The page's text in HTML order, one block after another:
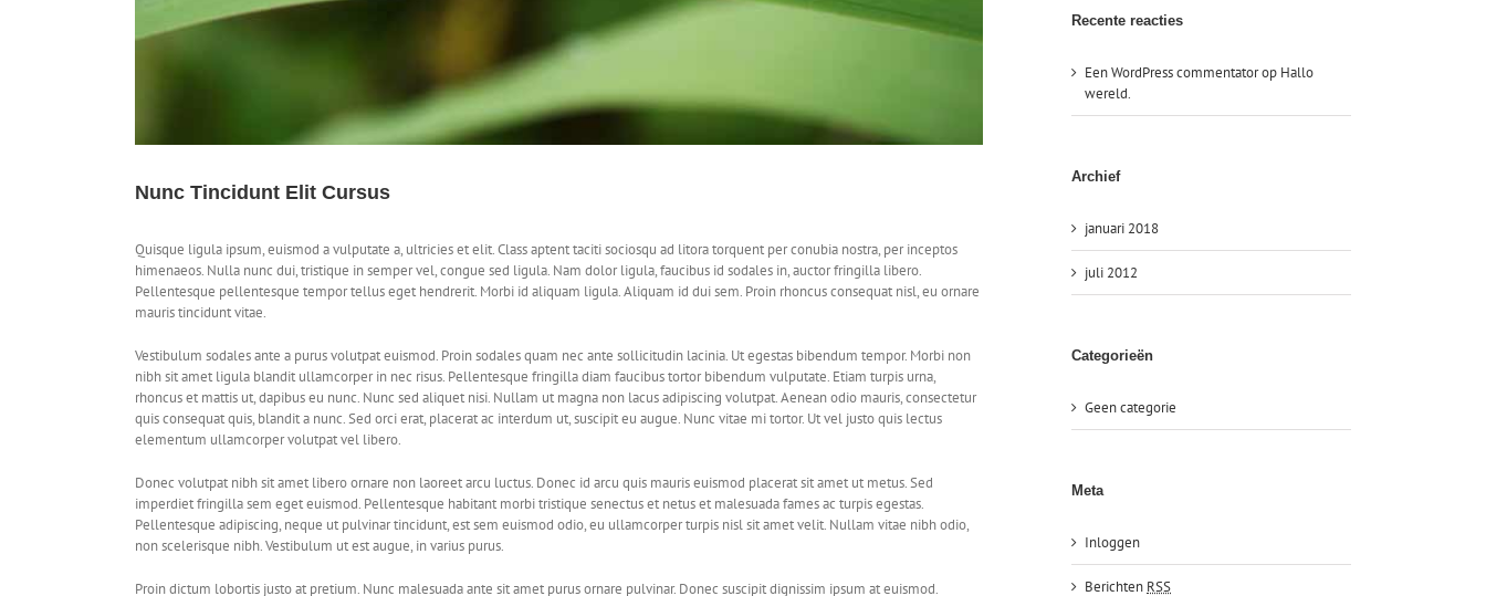
Nunc Tincidunt Elit Cursus
Quisque ligula ipsum, euismod a vulputate a, ultricies et elit. Class aptent taciti sociosqu ad litora torquent per conubia nostra, per inceptos
himenaeos. Nulla nunc dui, tristique in semper vel, congue sed ligula. Nam dolor ligula, faucibus id sodales in, auctor fringilla libero.
Pellentesque pellentesque tempor tellus eget hendrerit. Morbi id aliquam ligula. Aliquam id dui sem. Proin rhoncus consequat nisl, eu ornare
mauris tincidunt vitae.
Vestibulum sodales ante a purus volutpat euismod. Proin sodales quam nec ante sollicitudin lacinia. Ut egestas bibendum tempor. Morbi non
nibh sit amet ligula blandit ullamcorper in nec risus. Pellentesque fringilla diam faucibus tortor bibendum vulputate. Etiam turpis urna,
rhoncus et mattis ut, dapibus eu nunc. Nunc sed aliquet nisi. Nullam ut magna non lacus adipiscing volutpat. Aenean odio mauris, consectetur
quis consequat quis, blandit a nunc. Sed orci erat, placerat ac interdum ut, suscipit eu augue. Nunc vitae mi tortor. Ut vel justo quis lectus
elementum ullamcorper volutpat vel libero.
Donec volutpat nibh sit amet libero ornare non laoreet arcu luctus. Donec id arcu quis mauris euismod placerat sit amet ut metus. Sed
imperdiet fringilla sem eget euismod. Pellentesque habitant morbi tristique senectus et netus et malesuada fames ac turpis egestas.
Pellentesque adipiscing, neque ut pulvinar tincidunt, est sem euismod odio, eu ullamcorper turpis nisl sit amet velit. Nullam vitae nibh odio,
non scelerisque nibh. Vestibulum ut est augue, in varius purus.
Proin dictum lobortis justo at pretium. Nunc malesuada ante sit amet purus ornare pulvinar. Donec suscipit dignissim ipsum at euismod.
Recente reacties
Een WordPress commentatorop Hallo
wereld.
Archief
januari 2018
juli 2012
Categorieën
Geen categorie
Meta
Inloggen
Berichten RSS